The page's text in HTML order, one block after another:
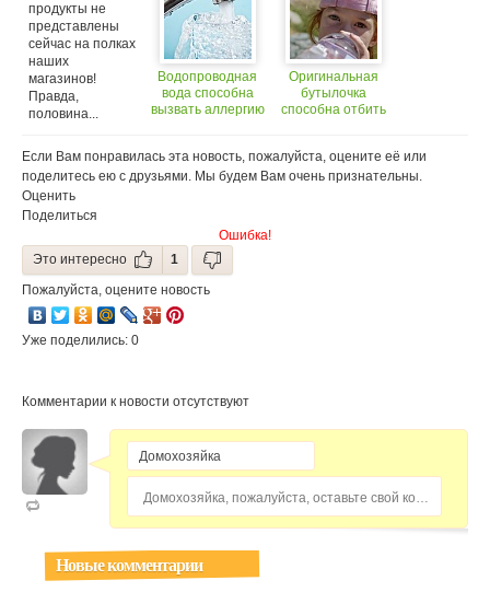
продукты не
представлены
сейчас на полках
наших
магазинов!
Правда,
половина...
Водопроводная
вода способна
вызвать аллергию
Оригинальная
бутылочка
способна отбить
Если Вам понравилась эта новость, пожалуйста, оцените её или
поделитесь ею с друзьями. Мы будем Вам очень признательны.
Оценить
Поделиться
Ошибка!
Это интересно
1
Пожалуйста, оцените новость
Уже поделились: 0
Комментарии к новости отсутствуют
Домохозяйка, пожалуйста, оставьте свой комментарий...
Новые комментарии